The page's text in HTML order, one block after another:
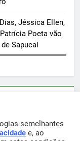
Jéssica Ellen,
Poeta vão
Sapucaí
semelhantes
e, ao